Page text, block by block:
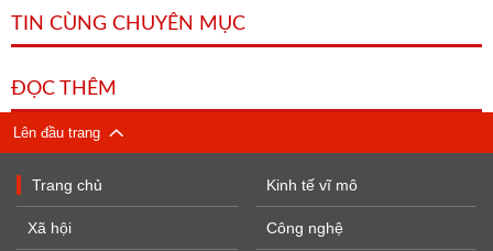
TIN CÙNG CHUYÊN MỤC
ĐỌC THÊM
Lên đầu trang
Trang chủ
Xã hội
Kinh tế vĩ mô
Công nghệ